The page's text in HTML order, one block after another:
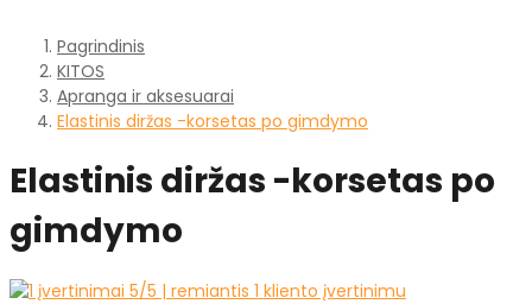
Pagrindinis
KITOS
Apranga ir aksesuarai
Elastinis diržas -korsetas po gimdymo
Elastinis diržas -korsetas po
gimdymo
5/5 | remiantis 1 kliento įvertinimu